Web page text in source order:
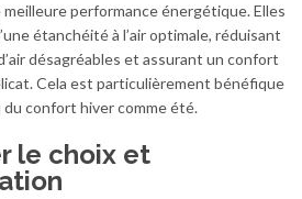
performance énergétique. Elles
étanchéité à l’air optimale, réduisant
désagréables et assurant un confort
Cela est particulièrement bénéfique
du confort hiver comme été.
le choix et